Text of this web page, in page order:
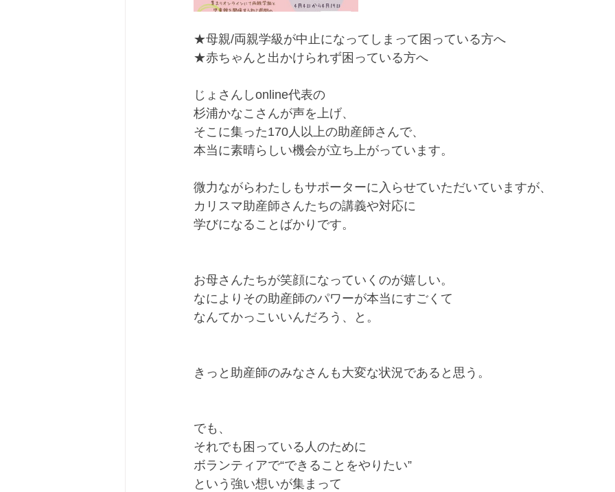
★母親/両親学級が中止になってしまって困っている方へ﻿
★赤ちゃんと出かけられず困っている方へ﻿
じょさんしonline代表の﻿
杉浦かなこさんが声を上げ、﻿
そこに集った170人以上の助産師さんで、﻿
本当に素晴らしい機会が立ち上がっています。﻿
微力ながらわたしもサポーターに入らせていただいていますが、﻿
カリスマ助産師さんたちの講義や対応に﻿
学びになることばかりです。﻿
お母さんたちが笑顔になっていくのが嬉しい。﻿
なによりその助産師のパワーが本当にすごくて﻿
なんてかっこいいんだろう、と。﻿
きっと助産師のみなさんも大変な状況であると思う。﻿
でも、﻿
それでも困っている人のために﻿
ボランティアで“できることをやりたい”﻿
という強い想いが集まって﻿